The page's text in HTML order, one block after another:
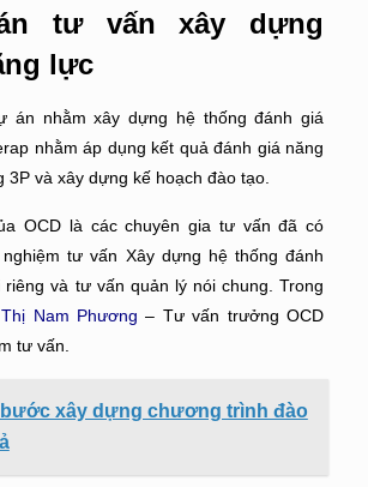
tư vấn xây dựng
lực
án nhằm xây dựng hệ thống đánh giá
nhằm áp dụng kết quả đánh giá năng
3P và xây dựng kế hoạch đào tạo.
OCD là các chuyên gia tư vấn đã có
tư vấn Xây dựng hệ thống đánh
và tư vấn quản lý nói chung. Trong
Nam Phương – Tư vấn trưởng OCD
tư vấn.
xây dựng chương trình đào